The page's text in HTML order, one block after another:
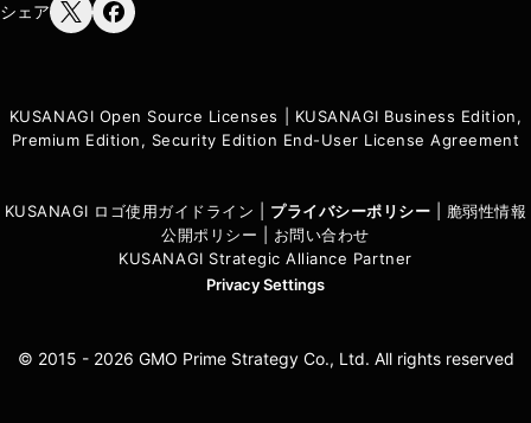
シェア
KUSANAGI Open Source Licenses
KUSANAGI Business Edition,
Premium Edition, Security Edition End-User License Agreement
KUSANAGI ロゴ使用ガイドライン プライバシーポリシー
脆弱性情報
公開ポリシー
お問い合わせ
KUSANAGI Strategic Alliance Partner
Privacy Settings
© 2015 - 2026 GMO Prime Strategy Co., Ltd. All rights reserved